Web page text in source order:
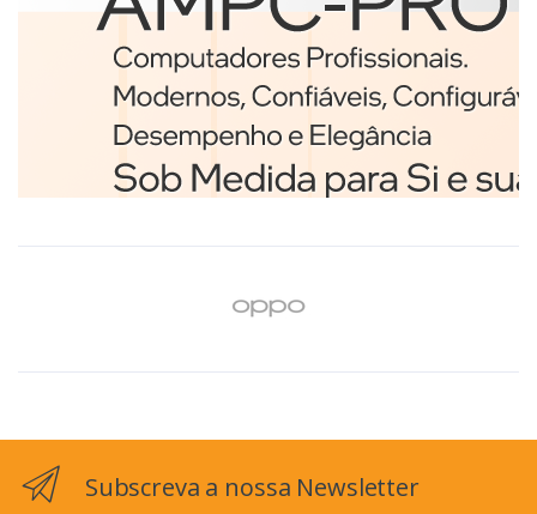
Brother BCS-1J074102-121
etiqueta para impressão
Branco
€98,75
Subscreva a nossa Newsletter